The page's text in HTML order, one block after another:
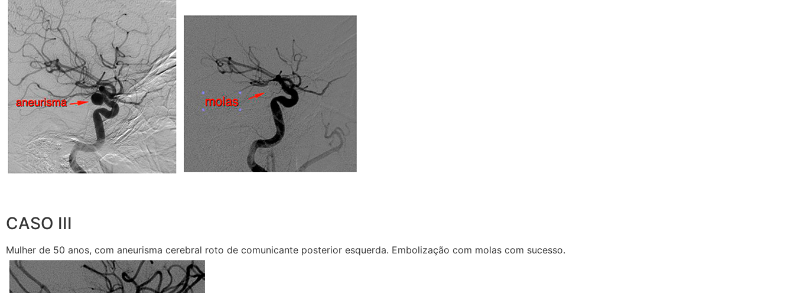
CASO III
Mulher de 50 anos, com aneurisma cerebral roto de comunicante posterior esquerda. Embolização com molas com sucesso.